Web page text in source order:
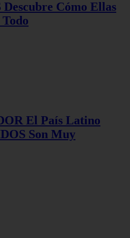
Cómo Ellas
El País Latino
Son Muy